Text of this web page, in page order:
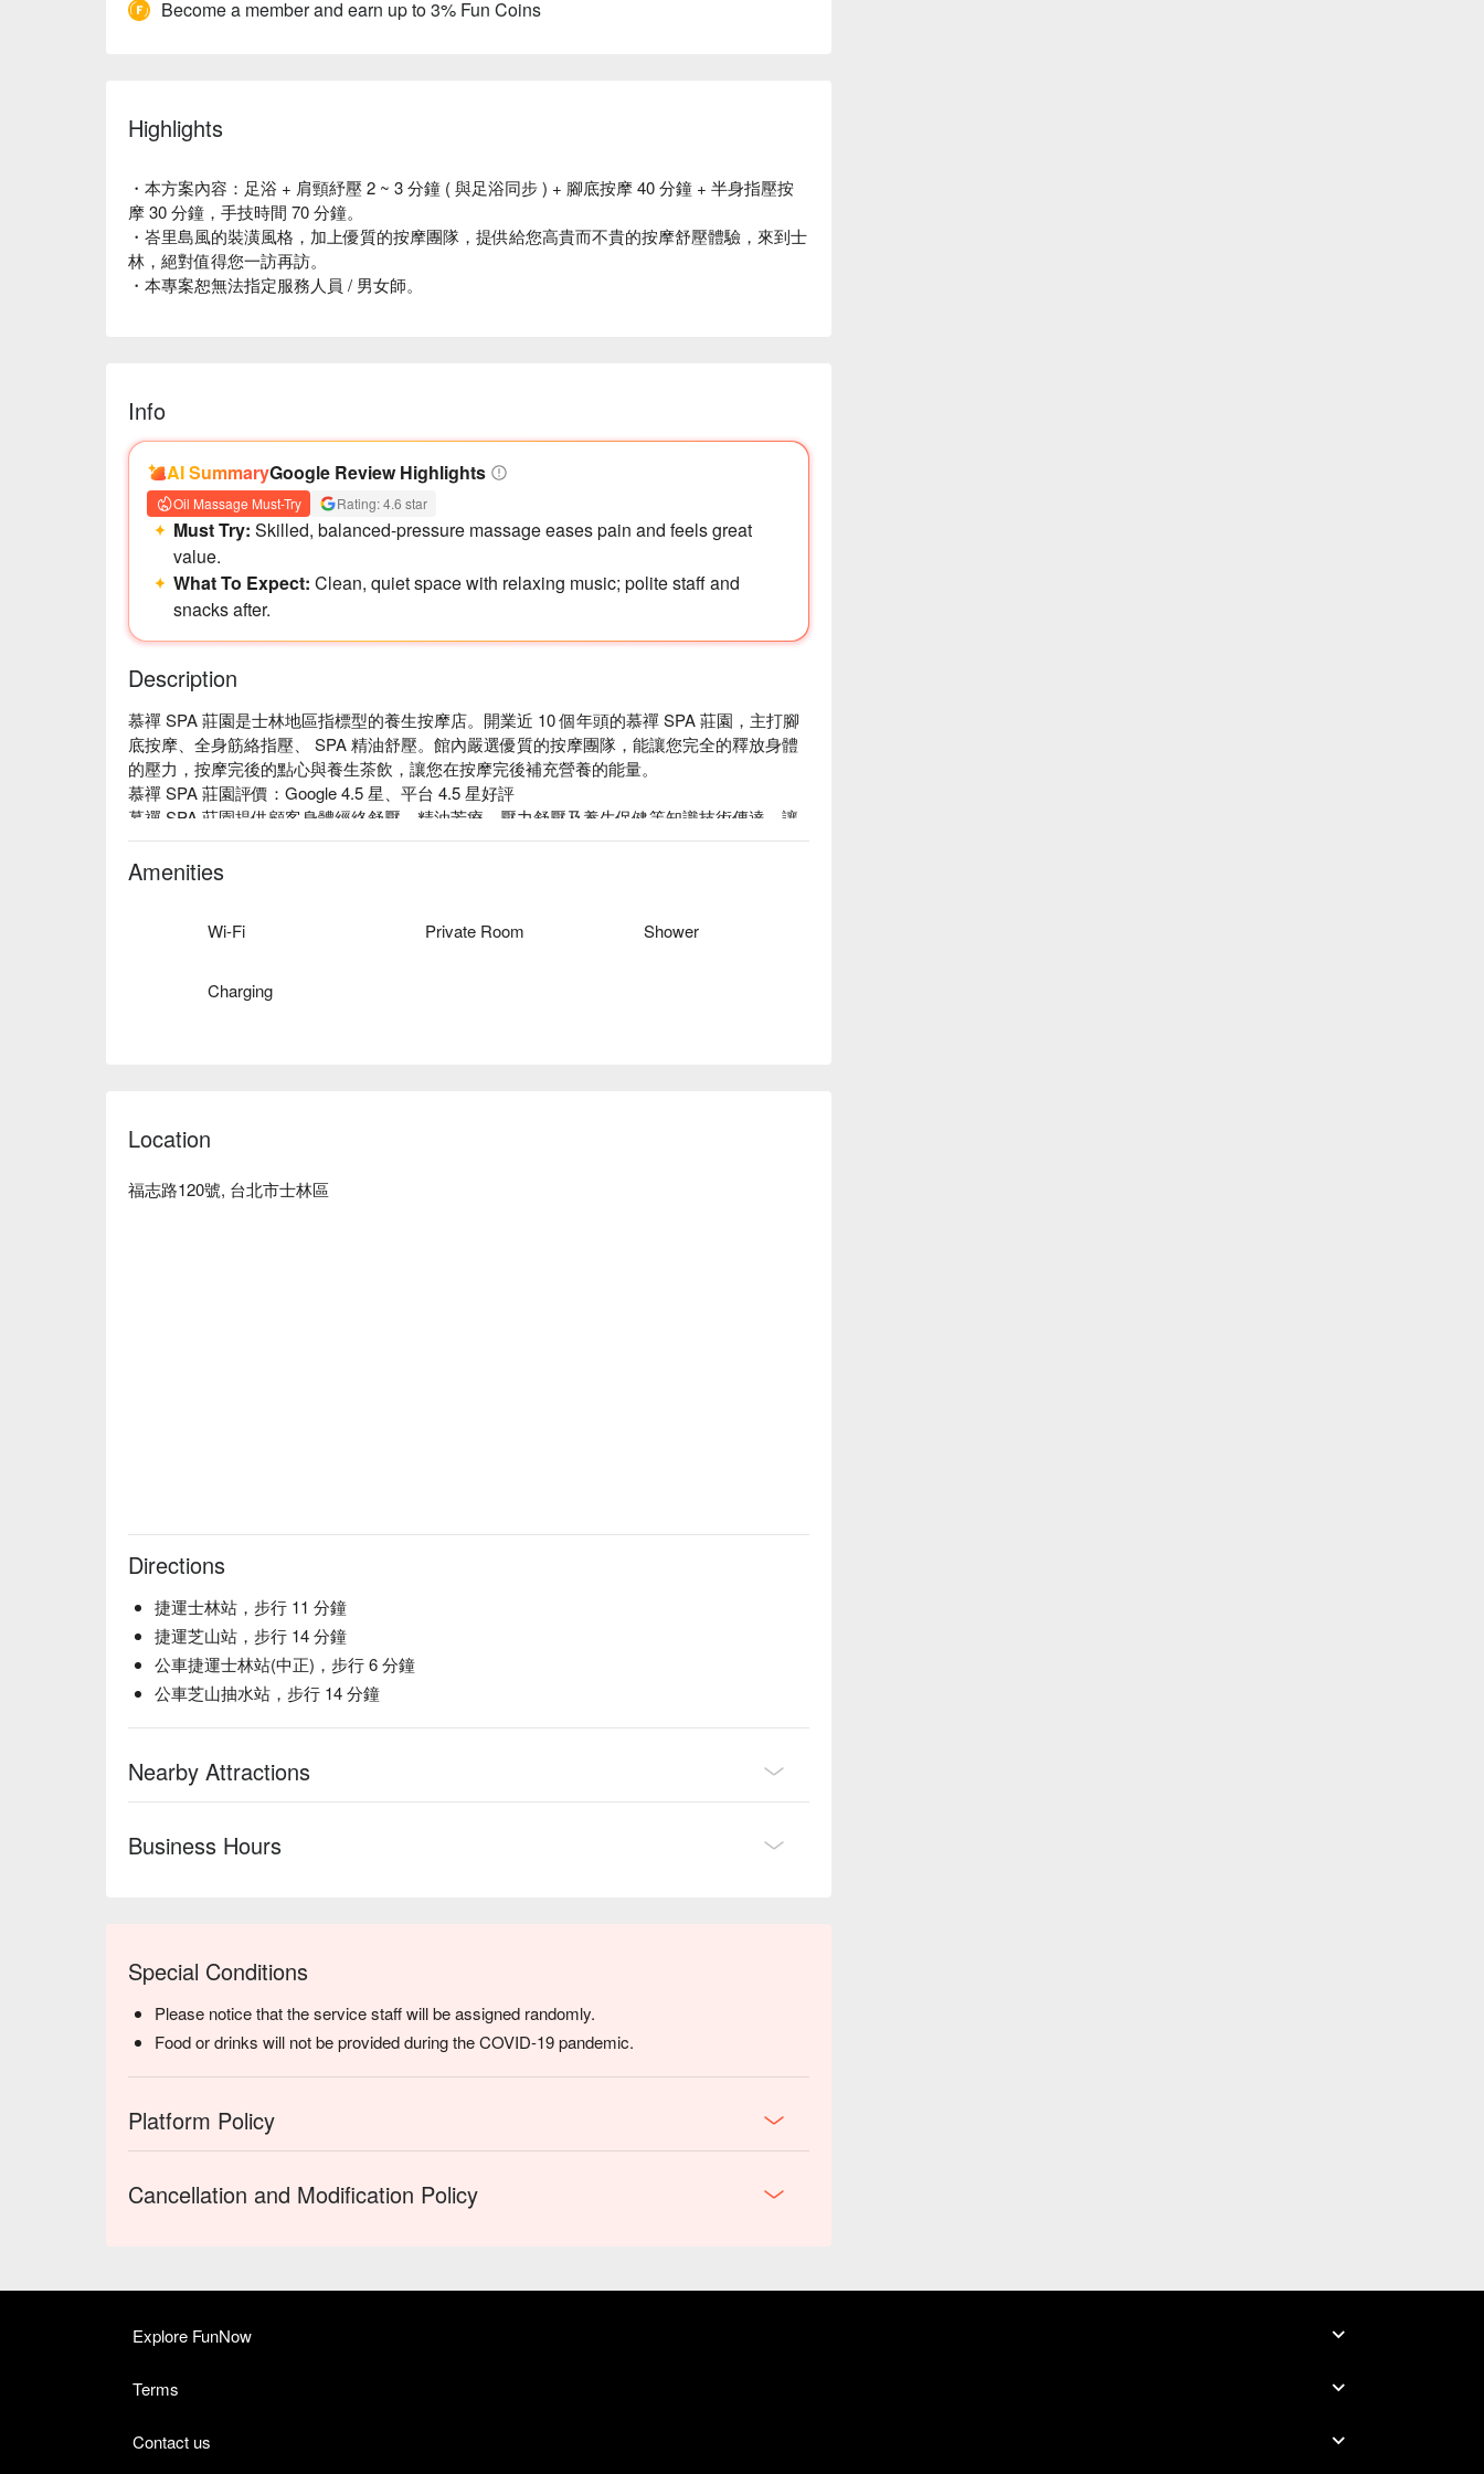
Become a member and earn up to 3% Fun Coins
Highlights
・本方案內容：足浴 + 肩頸紓壓 2 ~ 3 分鐘 ( 與足浴同步 ) + 腳底按摩 40 分鐘 + 半身指壓按
摩 30 分鐘，手技時間 70 分鐘。
・峇里島風的裝潢風格，加上優質的按摩團隊，提供給您高貴而不貴的按摩舒壓體驗，來到士
林，絕對值得您一訪再訪。
・本專案恕無法指定服務人員 / 男女師。
Info
AI SummaryGoogle Review Highlights
Oil Massage Must-Try Rating: 4.6 star
Must Try: Skilled, balanced-pressure massage eases pain and feels great
value.
What To Expect: Clean, quiet space with relaxing music; polite staff and
snacks after.
Description
慕禪 SPA 莊園是士林地區指標型的養生按摩店。開業近 10 個年頭的慕禪 SPA 莊園，主打腳
底按摩、全身筋絡指壓、 SPA 精油舒壓。館內嚴選優質的按摩團隊，能讓您完全的釋放身體
的壓力，按摩完後的點心與養生茶飲，讓您在按摩完後補充營養的能量。
慕禪 SPA 莊園評價：Google 4.5 星、平台 4.5 星好評
慕禪 SPA 莊園提供顧客身體經絡舒壓、精油芳療、壓力舒壓及養生保健等知識技術傳達，讓
您在此能夠舒緩平時壓力，好好放鬆。
慕禪 SPA 莊園以大量木質調的裝潢，搭配許多峇里島風的擺飾、裝潢，營造出濃厚的南洋風
Amenities
Wi-Fi Private Room Shower
Charging
Location
福志路120號, 台北市士林區
Directions
捷運士林站，步行 11 分鐘
捷運芝山站，步行 14 分鐘
公車捷運士林站(中正)，步行 6 分鐘
公車芝山抽水站，步行 14 分鐘
Nearby Attractions
Business Hours
Special Conditions
Please notice that the service staff will be assigned randomly.
Food or drinks will not be provided during the COVID-19 pandemic.
Platform Policy
Cancellation and Modification Policy
Explore FunNow
Terms
Contact us